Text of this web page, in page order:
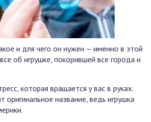
и для чего он нужен — именно в этой
об игрушке, покорившей все города и
которая вращается у вас в руках.
оригинальное название, ведь игрушка